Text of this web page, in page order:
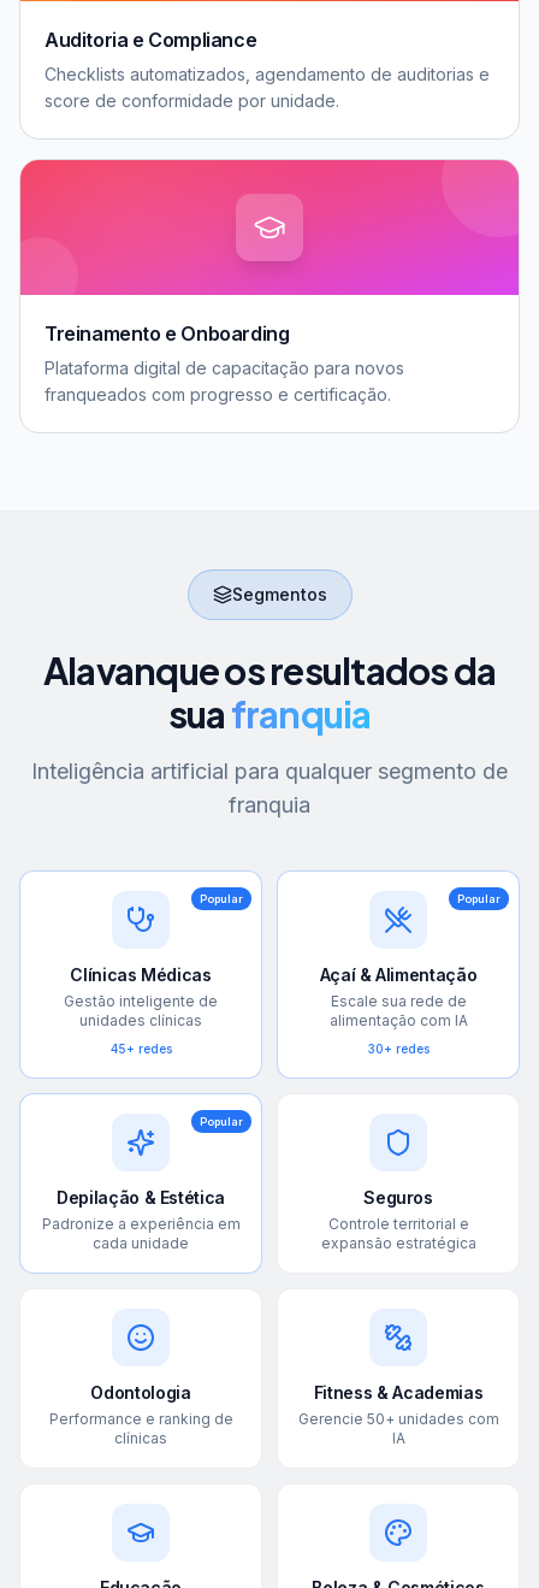
Auditoria e Compliance
Checklists automatizados, agendamento de auditorias e
score de conformidade por unidade.
Treinamento e Onboarding
Plataforma digital de capacitação para novos
franqueados com progresso e certificação.
Segmentos
Alavanque os resultados da
suafranquia
Inteligência artificial para qualquer segmento de
franquia
Popular
Clínicas Médicas
Gestão inteligente de
unidades clínicas
45+ redes
Popular
Açaí & Alimentação
Escale sua rede de
alimentação com IA
30+ redes
Popular
Depilação & Estética
Padronize a experiência em
cada unidade
Seguros
Controle territorial e
expansão estratégica
Odontologia
Performance e ranking de
clínicas
Fitness & Academias
Gerencie 50+ unidades com
IA